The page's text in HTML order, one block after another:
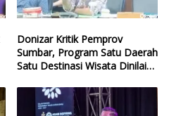
Donizar Kritik Pemprov
Sumbar, Program Satu Daerah
Satu Destinasi Wisata Dinilai